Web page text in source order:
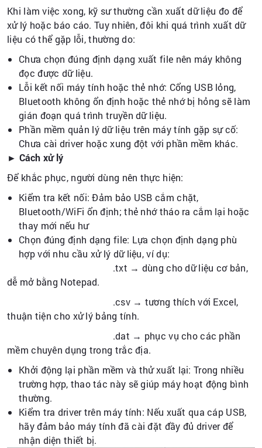
Khi làm việc xong, kỹ sư thường cần xuất dữ liệu đo để
xử lý hoặc báo cáo. Tuy nhiên, đôi khi quá trình xuất dữ
liệu có thể gặp lỗi, thường do:
Chưa chọn đúng định dạng xuất file nên máy không
đọc được dữ liệu.
Lỗi kết nối máy tính hoặc thẻ nhớ: Cổng USB lỏng,
Bluetooth không ổn định hoặc thẻ nhớ bị hỏng sẽ làm
gián đoạn quá trình truyền dữ liệu.
Phần mềm quản lý dữ liệu trên máy tính gặp sự cố:
Chưa cài driver hoặc xung đột với phần mềm khác.
► Cách xử lý
Để khắc phục, người dùng nên thực hiện:
Kiểm tra kết nối: Đảm bảo USB cắm chặt,
Bluetooth/WiFi ổn định; thẻ nhớ tháo ra cắm lại hoặc
thay mới nếu hư
Chọn đúng định dạng file: Lựa chọn định dạng phù
hợp với nhu cầu xử lý dữ liệu, ví dụ:
.txt → dùng cho dữ liệu cơ bản,
dễ mở bằng Notepad.
.csv → tương thích với Excel,
thuận tiện cho xử lý bảng tính.
.dat → phục vụ cho các phần
mềm chuyên dụng trong trắc địa.
Khởi động lại phần mềm và thử xuất lại: Trong nhiều
trường hợp, thao tác này sẽ giúp máy hoạt động bình
thường.
Kiểm tra driver trên máy tính: Nếu xuất qua cáp USB,
hãy đảm bảo máy tính đã cài đặt đầy đủ driver để
nhận diện thiết bị.